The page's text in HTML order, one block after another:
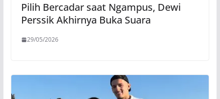
Pilih Bercadar saat Ngampus, Dewi
Perssik Akhirnya Buka Suara
29/05/2026